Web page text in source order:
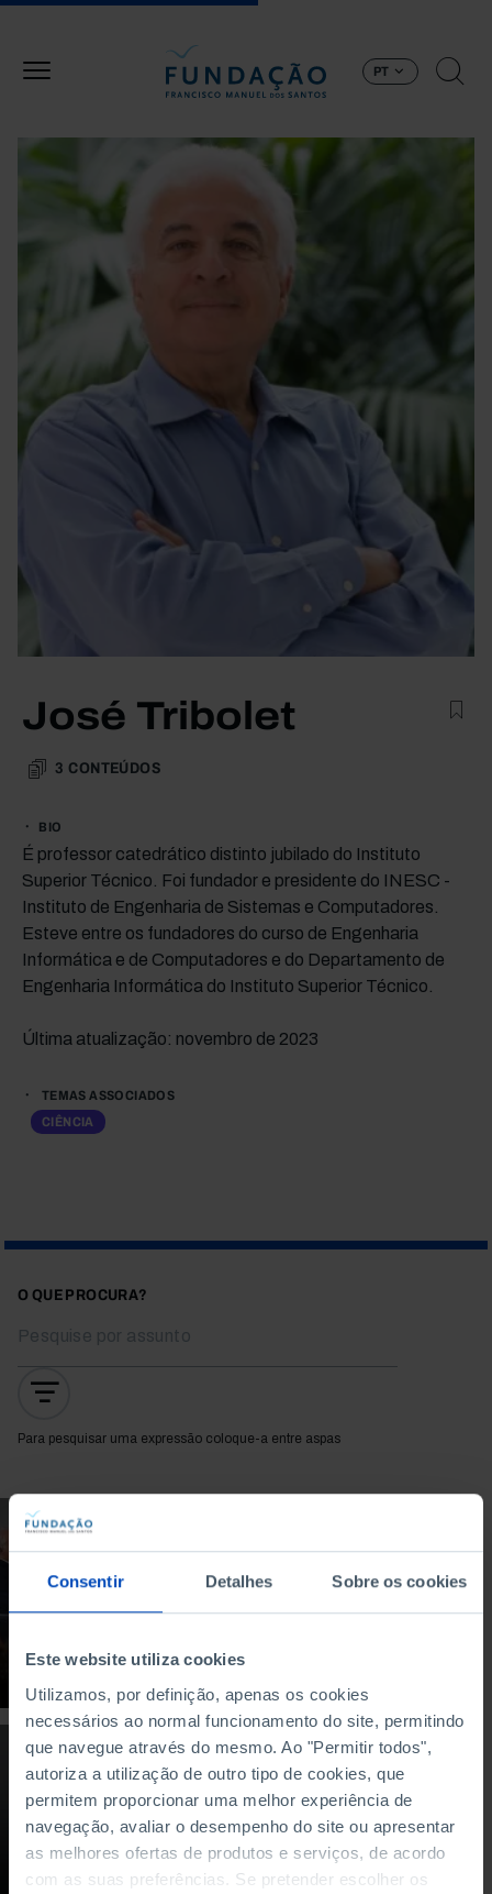
Consentir Detalhes Sobre os cookies
Este website utiliza cookies
Utilizamos, por definição, apenas os cookies
necessários ao normal funcionamento do site, permitindo
que navegue através do mesmo. Ao "Permitir todos",
autoriza a utilização de outro tipo de cookies, que
permitem proporcionar uma melhor experiência de
navegação, avaliar o desempenho do site ou apresentar
as melhores ofertas de produtos e serviços, de acordo
com as suas preferências. Se pretender escolher os
PT
José Tribolet
3 CONTEÚDOS
BIO
É professor catedrático distinto jubilado do Instituto
Superior Técnico. Foi fundador e presidente do INESC -
Instituto de Engenharia de Sistemas e Computadores.
Esteve entre os fundadores do curso de Engenharia
Informática e de Computadores e do Departamento de
Engenharia Informática do Instituto Superior Técnico.
Última atualização: novembro de 2023
TEMAS ASSOCIADOS
CIÊNCIA
O QUE PROCURA?
Para pesquisar uma expressão coloque-a entre aspas
proteção confiável ou
missão impossível?
PODCAST
O que temos feito
para nos
protegermos dos
ciberataques?